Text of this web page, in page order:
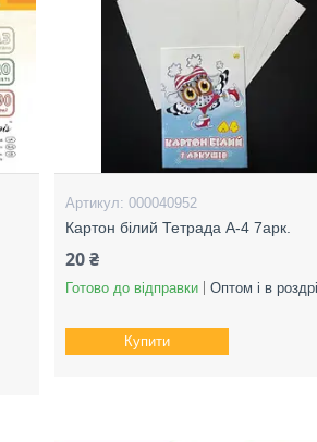
000040952
Картон білий Тетрада А-4 7арк.
20 ₴
Готово до відправки Оптом і в
Купити